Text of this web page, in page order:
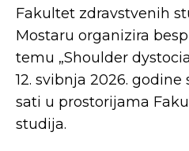
Fakultet zdravstvenih
Mostaru organizira
temu „Shoulder
12. svibnja 2026. godine
sati u prostorijama
studija.